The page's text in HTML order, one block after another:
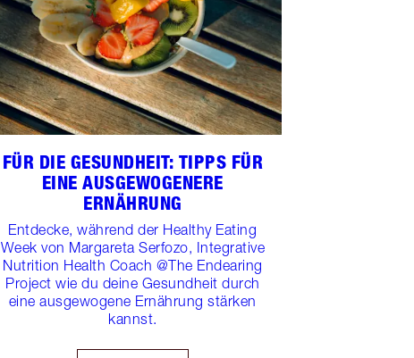
FÜR DIE GESUNDHEIT: TIPPS FÜR
EINE AUSGEWOGENERE
ERNÄHRUNG
Entdecke, während der Healthy Eating
Week von Margareta Serfozo, Integrative
Nutrition Health Coach @The Endearing
Project wie du deine Gesundheit durch
eine ausgewogene Ernährung stärken
kannst.